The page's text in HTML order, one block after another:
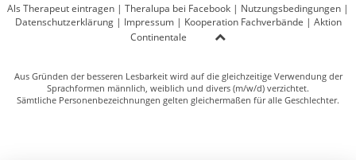
Als Therapeut eintragen | Theralupa bei Facebook | Nutzungsbedingungen |
Datenschutzerklärung| Impressum| Kooperation Fachverbände | Aktion
Continentale
Aus Gründen der besseren Lesbarkeit wird auf die gleichzeitige Verwendung der
Sprachformen männlich, weiblich und divers (m/w/d) verzichtet.
Sämtliche Personenbezeichnungen gelten gleichermaßen für alle Geschlechter.